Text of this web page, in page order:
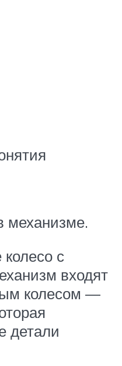
механизме.
с
входят
колесом —
детали